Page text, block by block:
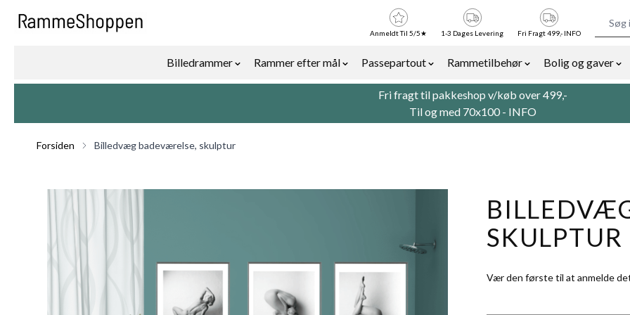
Billedrammer
Rammer efter mål
Passepartout
Rammetilbehør
Bolig og gaver
Anmeldt Til 5/5★ 1-3 Dages Levering Fri Fragt 499,- INFO
Fri fragt til pakkeshop v/køb over 499,-
Til og med 70x100 - INFO
Forsiden Billedvæg badeværelse, skulptur
SKULPTUR
Vær den første til at anmelde